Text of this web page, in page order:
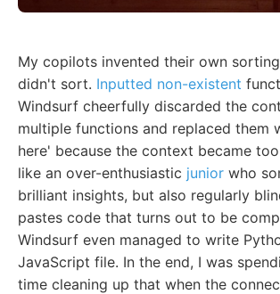
My copilots invented their own
didn't sort. Inputted non-existent
Windsurf cheerfully discarded the
multiple functions and replaced them
here' because the context became
like an over-enthusiastic junior who
brilliant insights, but also regularly
pastes code that turns out to be
Windsurf even managed to write
JavaScript file. In the end, I was
time cleaning up that when the